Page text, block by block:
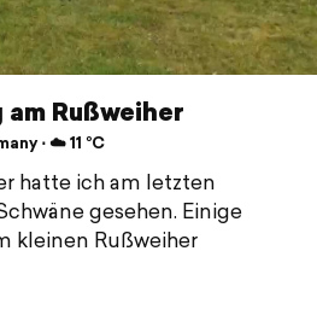
Rußweiher
⋅ ☁️ 11 °C
hatte ich am letzten
gesehen. Einige
kleinen Rußweiher